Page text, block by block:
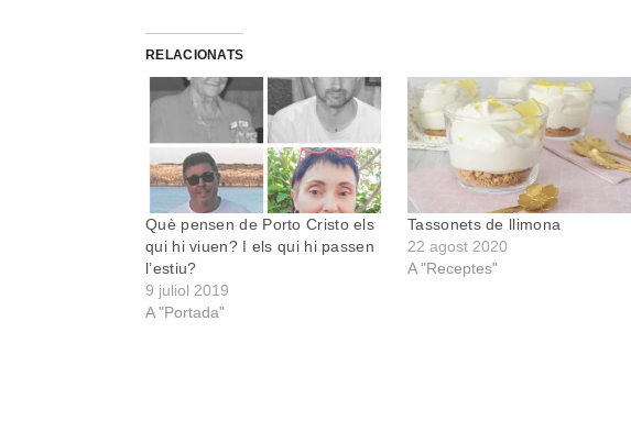
RELACIONATS
Què pensen de Porto Cristo els
qui hi viuen? I els qui hi passen
l’estiu?
9 juliol 2019
A "Portada"
Tassonets de llimona
22 agost 2020
A "Receptes"